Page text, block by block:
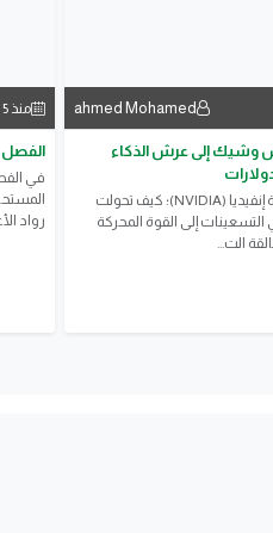
ahmed Mohamed
وشيك إلى عرش الذكاء
تعرّف على القصة الملهمة لشركة إنفيديا (NVIDIA)؛ كيف تحولت
إلى القوة المحركة
الت...
منذ 5 أيام
الفصل
في
رواد